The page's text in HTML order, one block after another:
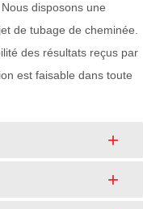
disposons une
de tubage de cheminée.
des résultats reçus par
est faisable dans toute